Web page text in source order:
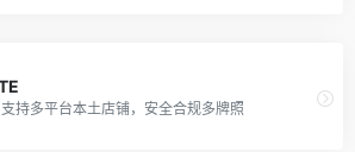
持多平台本土店铺，安全合规多牌照